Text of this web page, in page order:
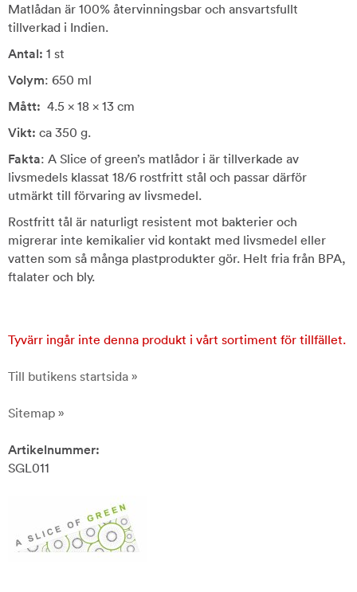
Matlådan är 100% återvinningsbar och ansvartsfullt
tillverkad i Indien.
Antal: 1 st
Volym: 650 ml
Mått: 4.5 x 18 x 13 cm
Vikt: ca 350 g.
Fakta: A Slice of green’s matlådor i är tillverkade av
livsmedels klassat 18/6 rostfritt stål och passar därför
utmärkt till förvaring av livsmedel.
Rostfritt tål är naturligt resistent mot bakterier och
migrerar inte kemikalier vid kontakt med livsmedel eller
vatten som så många plastprodukter gör. Helt fria från BPA,
ftalater och bly.
Tyvärr ingår inte denna produkt i vårt sortiment för tillfället.
Till butikens startsida »
Sitemap »
Artikelnummer:
SGL011